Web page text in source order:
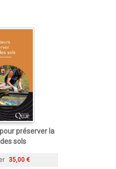
préserver la
sols
35,00 €